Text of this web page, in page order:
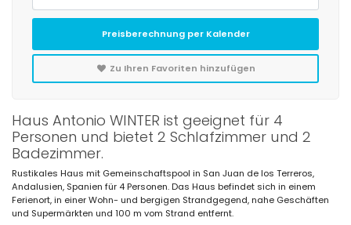
Haus Antonio WINTER ist geeignet für 4
Personen und bietet 2 Schlafzimmer und 2
Badezimmer.
Rustikales Haus mit Gemeinschaftspool in San Juan de los Terreros,
Andalusien, Spanien für 4 Personen. Das Haus befindet sich in einem
Ferienort, in einer Wohn- und bergigen Strandgegend, nahe Geschäften
und Supermärkten und 100 m vom Strand entfernt.
Preisberechnung per Kalender
Zu Ihren Favoriten hinzufügen